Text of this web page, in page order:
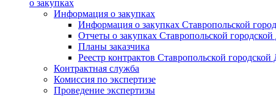
о закупках
Информация о закупках
Информация о закупках Ставропольской
Отчеты о закупках Ставропольской
Планы заказчика
Реестр контрактов Ставропольской
Контрактная служба
Комиссия по экспертизе
Проведение экспертизы